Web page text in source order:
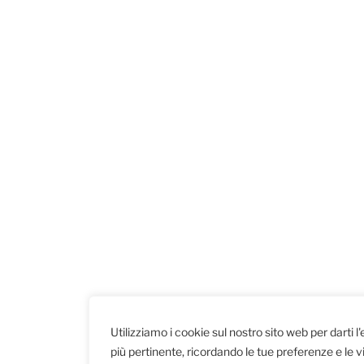
Utilizziamo i cookie sul nostro sito web per darti
più pertinente, ricordando le tue preferenze e le